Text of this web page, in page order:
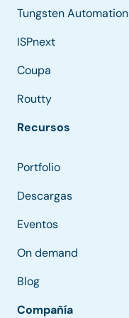
Tungsten Automation
ISPnext
Coupa
Routty
Recursos
Portfolio
Descargas
Eventos
On demand
Blog
Compañía